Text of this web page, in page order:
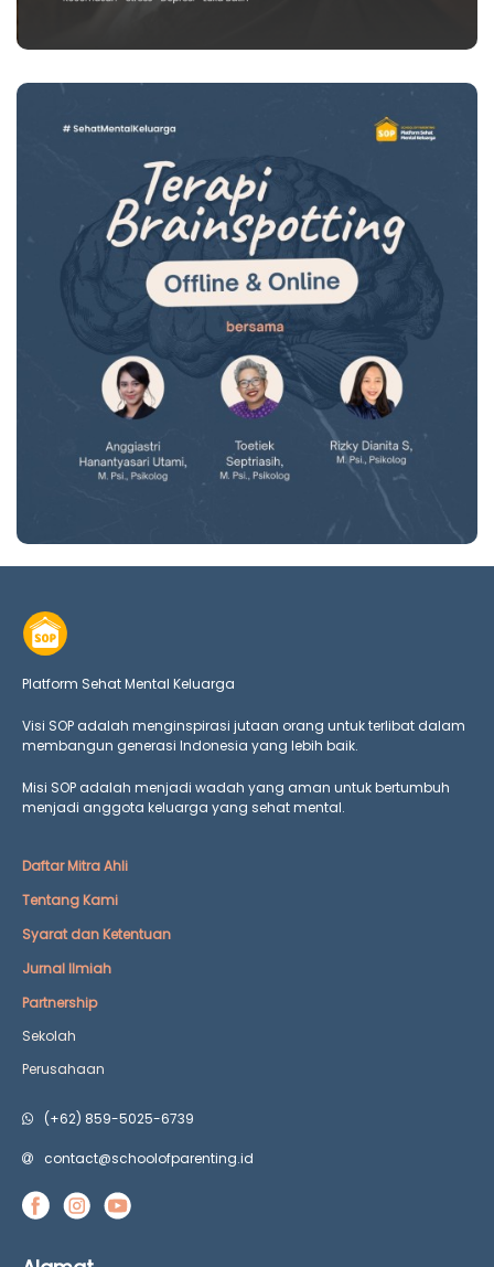
Platform Sehat Mental Keluarga
Visi SOP adalah menginspirasi jutaan orang untuk terlibat dalam
membangun generasi Indonesia yang lebih baik.
Misi SOP adalah menjadi wadah yang aman untuk bertumbuh
menjadi anggota keluarga yang sehat mental.
Daftar Mitra Ahli
Tentang Kami
Syarat dan Ketentuan
Jurnal Ilmiah
Partnership
Sekolah
Perusahaan
(+62) 859-5025-6739
contact@schoolofparenting.id